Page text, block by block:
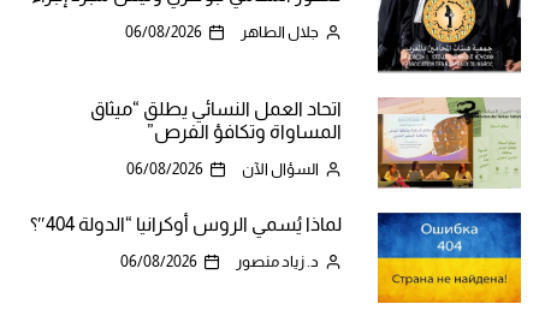
جلال الطاهر 06/08/2026
اتحاد العمل النسائي يطلق “ميثاق
المساواة وتكافؤ الفرص”
السؤال الآن 06/08/2026
لماذا يُسمي الروس أوكرانيا “الدولة 404″؟
د. زياد منصور 06/08/2026